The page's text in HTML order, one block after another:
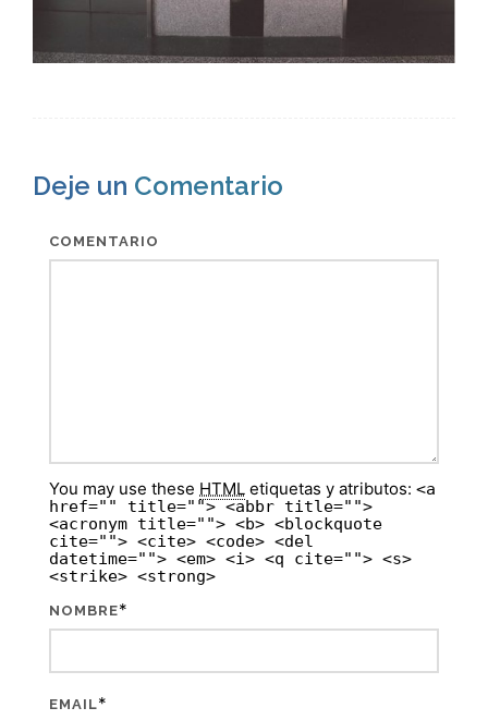
Deje un Comentario
COMENTARIO
You may use these HTML etiquetas y atributos: <a
href="" title=""> <abbr title="">
<acronym title=""> <b> <blockquote
cite=""> <cite> <code> <del
datetime=""> <em> <i> <q cite=""> <s>
<strike> <strong>
NOMBRE*
EMAIL*